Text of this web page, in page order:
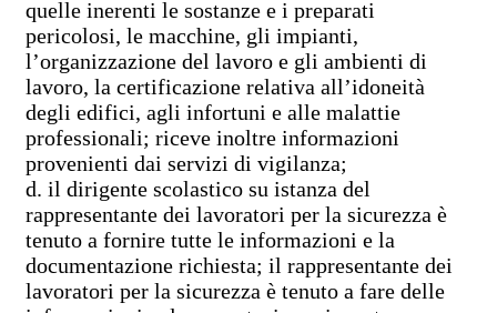
quelle inerenti le sostanze e i preparati
pericolosi, le macchine, gli impianti,
l’organizzazione del lavoro e gli ambienti di
lavoro, la certificazione relativa all’idoneità
degli edifici, agli infortuni e alle malattie
professionali; riceve inoltre informazioni
provenienti dai servizi di vigilanza;
d. il dirigente scolastico su istanza del
rappresentante dei lavoratori per la sicurezza è
tenuto a fornire tutte le informazioni e la
documentazione richiesta; il rappresentante dei
lavoratori per la sicurezza è tenuto a fare delle